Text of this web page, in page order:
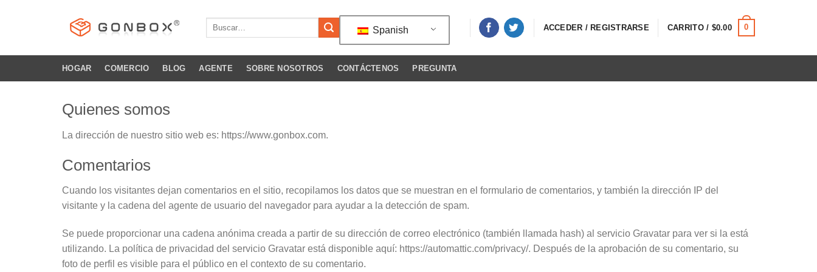
Buscar
Spanish ACCEDER / REGISTRARSE CARRITO / $0.00 0
HOGAR COMERCIO BLOG AGENTE SOBRE NOSOTROS CONTÁCTENOS PREGUNTA
Quienes somos
La dirección de nuestro sitio web es: https://www.gonbox.com.
Comentarios
Cuando los visitantes dejan comentarios en el sitio, recopilamos los datos que se muestran en el formulario de comentarios, y también la dirección IP del
visitante y la cadena del agente de usuario del navegador para ayudar a la detección de spam.
Se puede proporcionar una cadena anónima creada a partir de su dirección de correo electrónico (también llamada hash) al servicio Gravatar para ver si la está
utilizando. La política de privacidad del servicio Gravatar está disponible aquí: https://automattic.com/privacy/. Después de la aprobación de su comentario, su
foto de perfil es visible para el público en el contexto de su comentario.